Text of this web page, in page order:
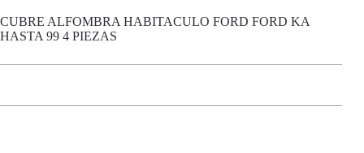
CUBRE ALFOMBRA HABITACULO FORD FORD KA
HASTA 99 4 PIEZAS